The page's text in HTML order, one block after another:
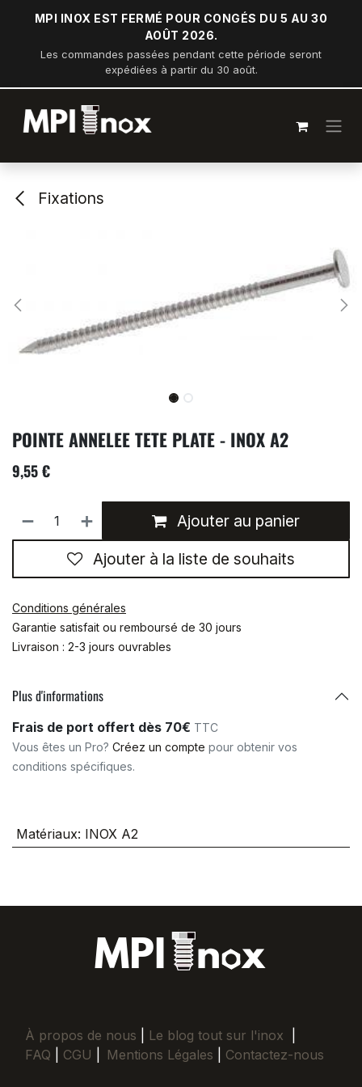
Se rendre au contenu
MPI INOX EST FERMÉ POUR CONGÉS DU 5 AU 30
AOÛT 2026.
Les commandes passées pendant cette période seront
expédiées à partir du 30 août.
Fixations
POINTE ANNELEE TETE PLATE - INOX A2
9,55€
Ajouter au panier
Ajouter à la liste de souhaits
Conditions générales
Garantie satisfait ou remboursé de 30 jours
Livraison : 2-3 jours ouvrables
Plus d'informations
Frais de port offert dès 70€ TTC
Vous êtes un Pro? Créez un compte pour obtenir vos
conditions spécifiques.
Matériaux: INOX A2
À propos de nous Le blog tout sur l'inox
FAQ
CGU Mentions Légales Contactez-nous